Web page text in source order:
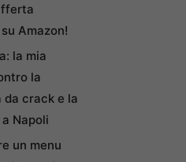
Amazon!
la mia
la
da crack e la
Napoli
un menu